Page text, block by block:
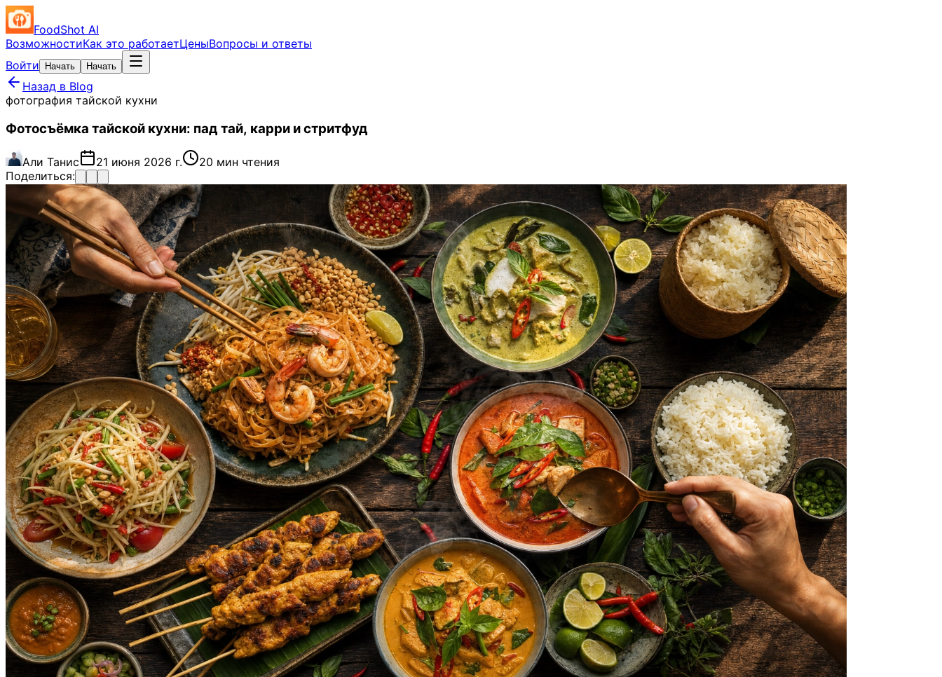
FoodShot AI
ВозможностиКак это работаетЦеныВопросы и ответы
Войти
Начать Начать
Назад в Blog
фотография тайской кухни
Фотосъёмка тайской кухни: пад тай, карри и стритфуд
Али Танис 21 июня 2026 г.
20 мин чтения
Поделиться: